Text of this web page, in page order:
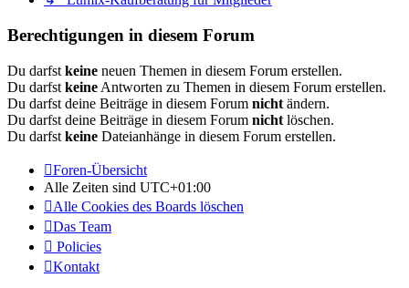
Berechtigungen in diesem Forum
Du darfst keine neuen Themen in diesem Forum erstellen.
Du darfst keine Antworten zu Themen in diesem Forum erstellen.
Du darfst deine Beiträge in diesem Forum nicht ändern.
Du darfst deine Beiträge in diesem Forum nicht löschen.
Du darfst keine Dateianhänge in diesem Forum erstellen.
Foren-Übersicht
Alle Zeiten sind UTC+01:00
Alle Cookies des Boards löschen
Das Team
Policies
Kontakt